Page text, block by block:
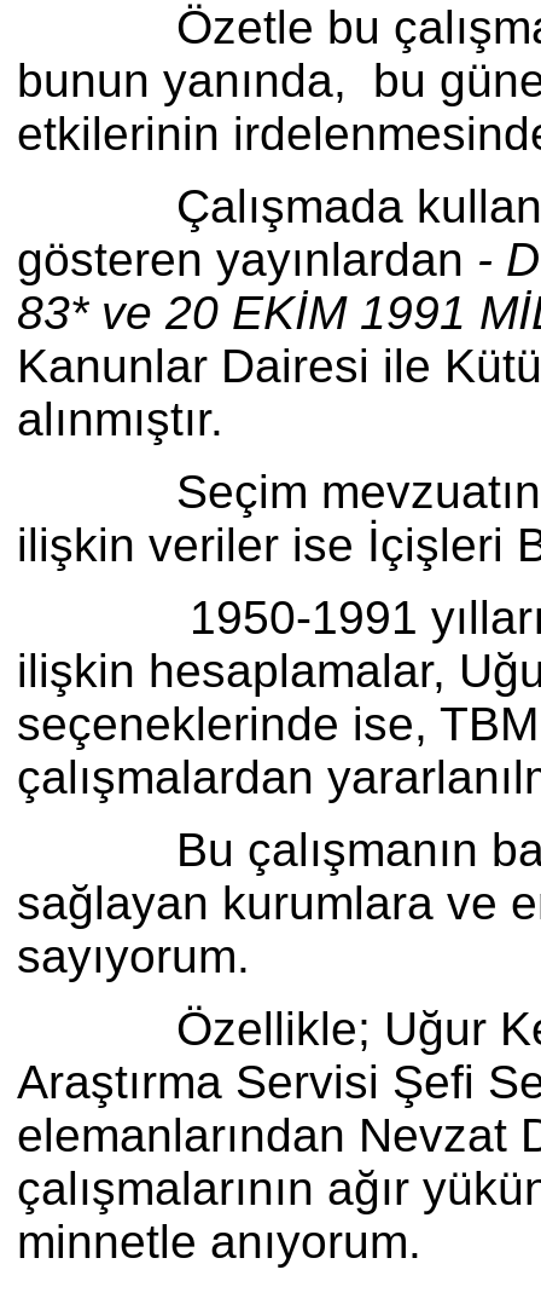
Özetle bu çalışma
bunun yanında, bu
etkilerinin
Çalışmada
gösteren yayınlardan -
83* ve 20 EKİM 1991
Kanunlar Dairesi ile
alınmıştır.
Seçim mevzuatına
ilişkin veriler ise İçişleri
1950-1991 yılları
ilişkin hesaplamalar,
seçeneklerinde ise,
çalışmalardan
Bu çalışmanın
sağlayan kurumlara ve
sayıyorum.
Özellikle; Uğur
Araştırma Servisi Şefi
elemanlarından Nevzat
çalışmalarının ağır
minnetle anıyorum.